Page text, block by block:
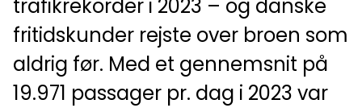
trafikrekorder i 2023 – og danske
fritidskunder rejste over broen som
aldrig før. Med et gennemsnit på
19.971 passager pr. dag i 2023 var